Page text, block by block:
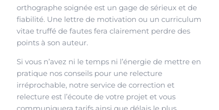
orthographe soignée est un gage de sérieux et de
fiabilité. Une lettre de motivation ou un curriculum
vitae truffé de fautes fera clairement perdre des
points à son auteur.
Si vous n’avez ni le temps ni l’énergie de mettre en
pratique nos conseils pour une relecture
irréprochable, notre service de correction et
relecture est l’écoute de votre projet et vous